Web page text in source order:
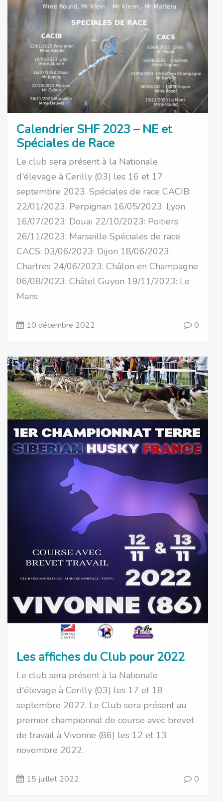
Calendrier SHF 2023 – NE et
Spéciales de Race
Le club sera présent à la Nationale
d'élevage à Cerilly (03) les 16 et 17
septembre 2023. Spéciales de race CACIB:
22/01/2023: Perpignan 16/05/2023: Lyon
16/07/2023: Douai 22/10/2023: Poitiers
26/11/2023: Marseille Spéciales de race
CACS: 03/06/2023: Dijon 18/06/2023:
Chartres 24/06/2023: Châlon en Champagne
06/08/2023: Châtel Guyon 19/11/2023: Le
Mans
10 décembre 2022 0
Les affiches du Club pour 2022
Le club sera présent à la Nationale
d'élevage à Cerilly (03) les 17 et 18
septembre 2022. Le Club sera présent au
premier championnat de course avec brevet
de travail à Vivonne (86) les 12 et 13
novembre 2022.
15 juillet 2022 0